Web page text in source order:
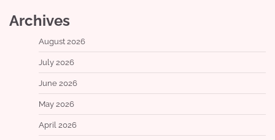
Archives
August 2026
July 2026
June 2026
May 2026
April 2026